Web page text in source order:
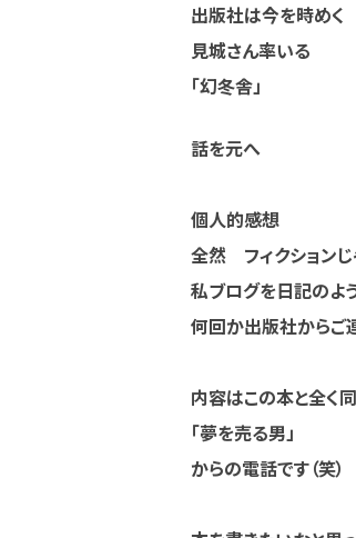
出版社は今を時めく
見城さん率いる
「幻冬舎」
話を元へ
個人的感想
全然 フィクションじ
私ブログを日記のよ
何回か出版社からご
内容はこの本と全く
「夢を売る男」
からの電話です（笑）